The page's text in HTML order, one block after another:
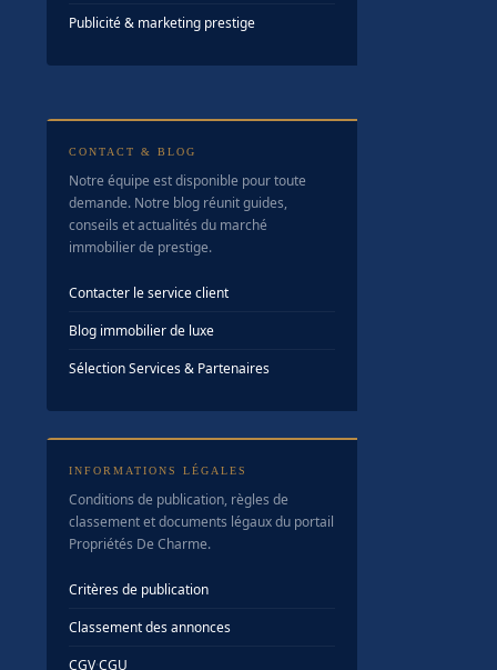
Publicité & marketing prestige
CONTACT & BLOG
Notre équipe est disponible pour toute
demande. Notre blog réunit guides,
conseils et actualités du marché
immobilier de prestige.
Contacter le service client
Blog immobilier de luxe
Sélection Services & Partenaires
INFORMATIONS LÉGALES
Conditions de publication, règles de
classement et documents légaux du portail
Propriétés De Charme.
Critères de publication
Classement des annonces
CGV·CGU